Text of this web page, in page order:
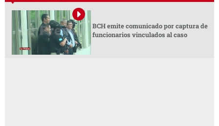
BCH emite comunicado por captura de
funcionarios vinculados al caso